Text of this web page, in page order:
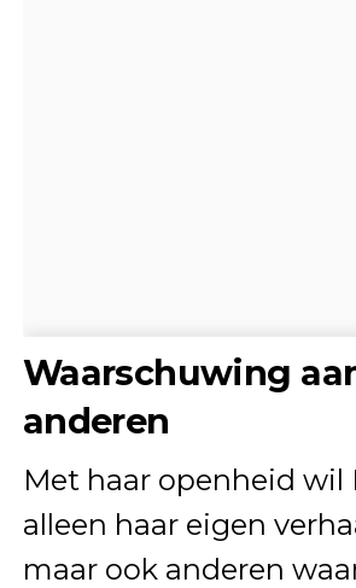
Waarschuwing
anderen
Met haar openheid wil
alleen haar eigen
maar ook anderen